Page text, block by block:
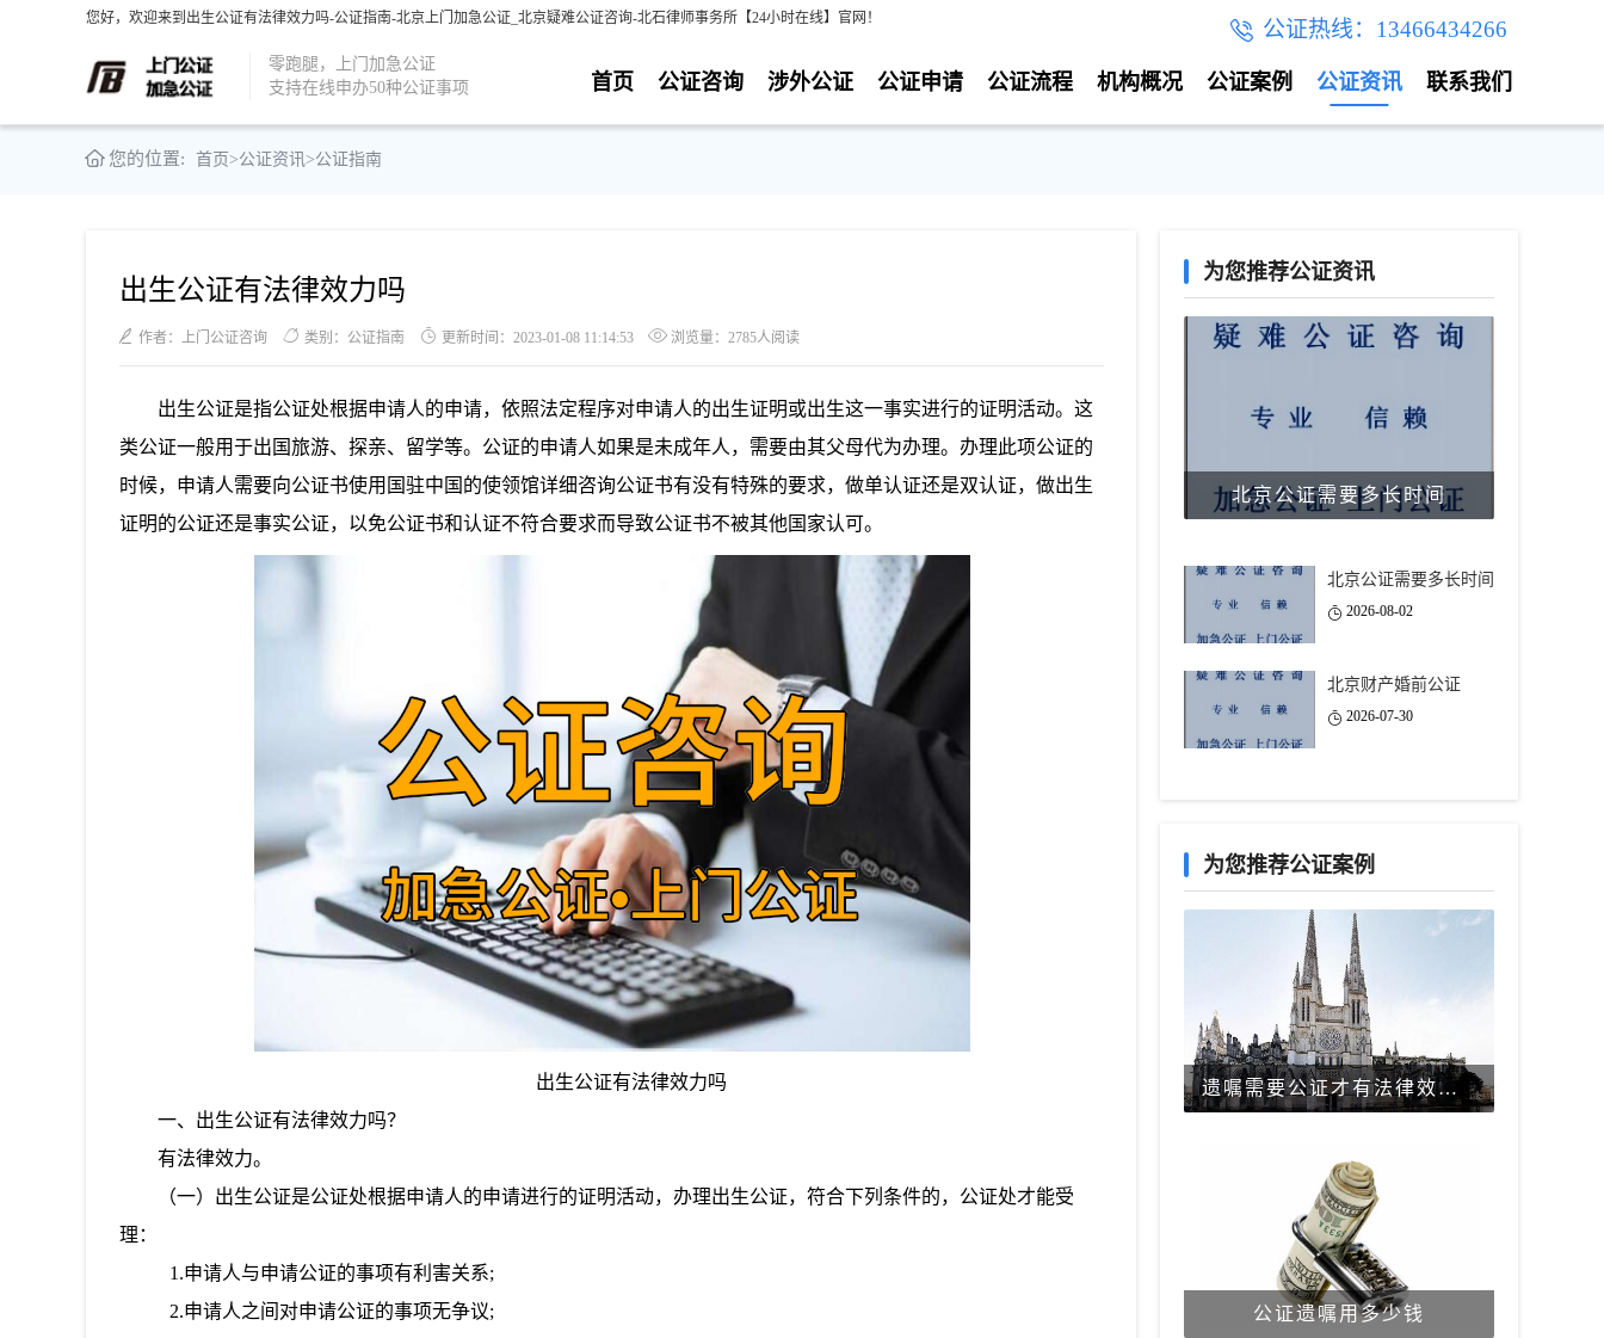
您好，欢迎来到出生公证有法律效力吗-公证指南-北京上门加急公证_北京疑难公证咨询-北石律师事务所【24小时在线】官网！ 公证热线：13466434266
零跑腿，上门加急公证
支持在线申办50种公证事项
联系我们
公证资讯
公证案例
机构概况
公证流程
公证申请
涉外公证
公证咨询
首页
您的位置: 首页>公证资讯>公证指南
出生公证有法律效力吗
作者：上门公证咨询 类别：公证指南 更新时间：2023-01-08 11:14:53 浏览量：2785人阅读
出生公证是指公证处根据申请人的申请，依照法定程序对申请人的出生证明或出生这一事实进行的证明活动。这
类公证一般用于出国旅游、探亲、留学等。公证的申请人如果是未成年人，需要由其父母代为办理。办理此项公证的
时候，申请人需要向公证书使用国驻中国的使领馆详细咨询公证书有没有特殊的要求，做单认证还是双认证，做出生
证明的公证还是事实公证，以免公证书和认证不符合要求而导致公证书不被其他国家认可。
出生公证有法律效力吗
一、 出生公证有法律效力吗？
有法律效力。
（一）出生公证是公证处根据申请人的申请进行的证明活动，办理出生公证，符合下列条件的，公证处才能受
理：
1.申请人与申请公证的事项有利害关系;
2.申请人之间对申请公证的事项无争议;
为您推荐公证资讯
北京公证需要多长时间
北京公证需要多长时间
2026-08-02
北京财产婚前公证
2026-07-30
为您推荐公证案例
遗嘱需要公证才有法律效力吗？
公证遗嘱用多少钱